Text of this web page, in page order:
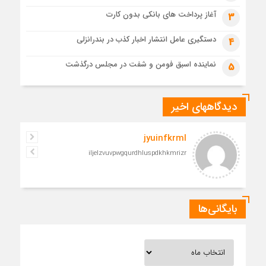
مراسم تشییع پیکر رهبر شهید در قم به پایان رسید3 آغاز پرداخت های بانکی بدون کارت
4 دستگیری عامل انتشار اخبار کذب در بندرانزلی
5 نماینده اسبق فومن و شفت در مجلس درگذشت
دیدگاههای اخیر
jyuinfkrml
iljelzvuvpwgqurdhluspdkhkmrizr
بایگانی‌ها
بایگانی‌ها